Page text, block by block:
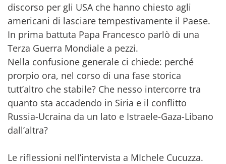
discorso per gli USA che hanno chiesto agli
americani di lasciare tempestivamente il Paese.
In prima battuta Papa Francesco parlò di una
Terza Guerra Mondiale a pezzi.
Nella confusione generale ci chiede: perché
prorpio ora, nel corso di una fase storica
tutt’altro che stabile? Che nesso intercorre tra
quanto sta accadendo in Siria e il conflitto
Russia-Ucraina da un lato e Istraele-Gaza-Libano
dall’altra?
Le riflessioni nell’intervista a MIchele Cucuzza.